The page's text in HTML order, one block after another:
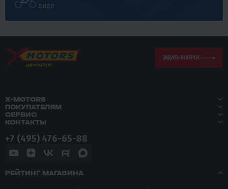
виде
ЗАДАТЬ ВОПРОС
X-MOTORS
ПОКУПАТЕЛЯМ
СЕРВИС
КОНТАКТЫ
+7 (495) 476-65-88
РЕЙТИНГ МАГАЗИНА